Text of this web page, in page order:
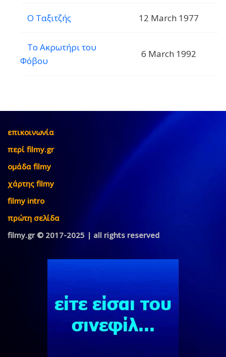
Ο Ταξιτζής 12 March 1977
Το Ακρωτήρι του
Φόβου
6 March 1992
επικοινωνία
περί filmy.gr
ομάδα filmy
χάρτης filmy
filmy intro
πρώτη σελίδα
filmy.gr © 2017-2025 | all rights reserved